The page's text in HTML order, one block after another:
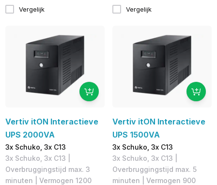
Vergelijk Vergelijk
Vertiv itON Interactieve
UPS 2000VA
3x Schuko, 3x C13
3x Schuko, 3x C13 |
Overbruggingstijd max. 3
minuten | Vermogen 1200
Vertiv itON Interactieve
UPS 1500VA
3x Schuko, 3x C13
3x Schuko, 3x C13 |
Overbruggingstijd max. 5
minuten | Vermogen 900